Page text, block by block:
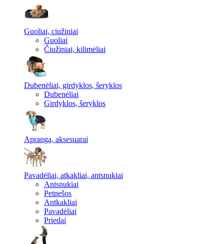
Guoliai, ciužiniai
Guoliai
Čiužiniai, kilimėliai
Dubenėliai, girdyklos, šeryklos
Dubenėliai
Girdyklos, šeryklos
Apranga, aksesuarai
Pavadėliai, atkakliai, antsnukiai
Antsnukiai
Petnešos
Antkakliai
Pavadėliai
Priedai